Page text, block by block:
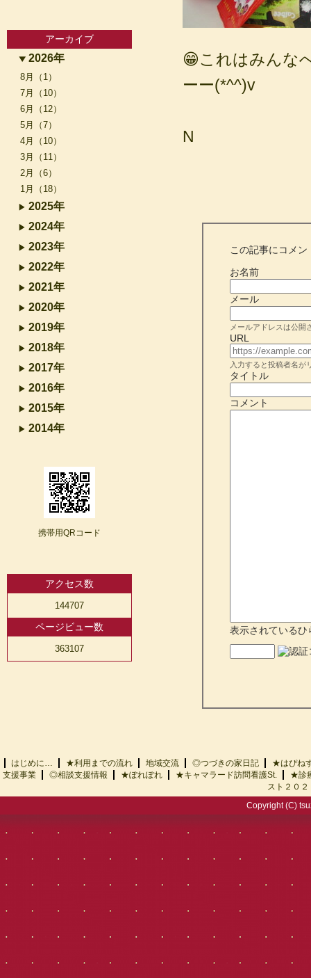
😁これはみんな
ーー(*^^)v
N
この記事にコメン
お名前
メール
メールアドレスは公開
URL
入力すると投稿者名が
タイトル
コメント
表示されているひ
アーカイブ
2026年
8月（1）
7月（10）
6月（12）
5月（7）
4月（10）
3月（11）
2月（6）
1月（18）
2025年
2024年
2023年
2022年
2021年
2020年
2019年
2018年
2017年
2016年
2015年
2014年
携帯用QRコード
アクセス数
144707
ページビュー数
363107
はじめに… ★利用までの流れ 地域交流 ◎つづきの家日記
★はぴ
支援事業
◎相談支援情報 ★ぽれぽれ ★キャマラード訪問看護St.
★診
スト２０２
Copyright (C)